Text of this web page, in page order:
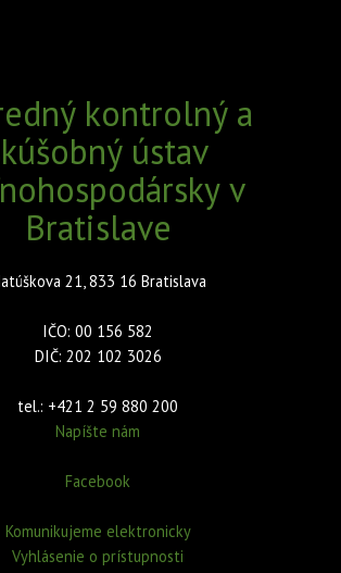
kontrolný a
ústav
v
Bratislave
21, 833 16 Bratislava
IČO: 00 156 582
DIČ: 202 102 3026
tel.: +421 2 59 880 200
Napíšte nám
Facebook
Komunikujeme elektronicky
Vyhlásenie o prístupnosti